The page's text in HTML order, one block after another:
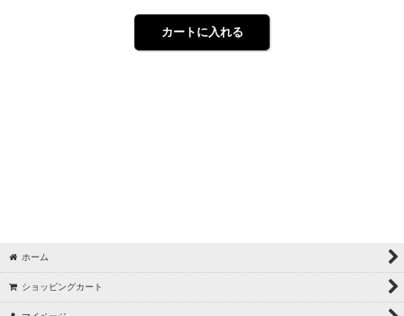
ホーム
ショッピングカート